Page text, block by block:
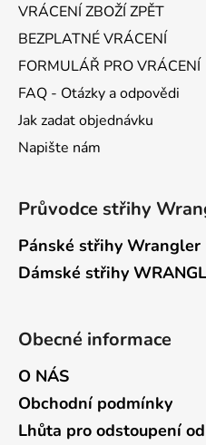
VRÁCENÍ ZBOŽÍ ZPĚT
BEZPLATNÉ VRÁCENÍ
FORMULÁŘ PRO VRÁCENÍ
FAQ - Otázky a odpovědi
Jak zadat objednávku
Napište nám
Průvodce střihy
Pánské střihy Wrangler
Dámské střihy
Obecné informace
O NÁS
Obchodní podmínky
Lhůta pro odstoupení